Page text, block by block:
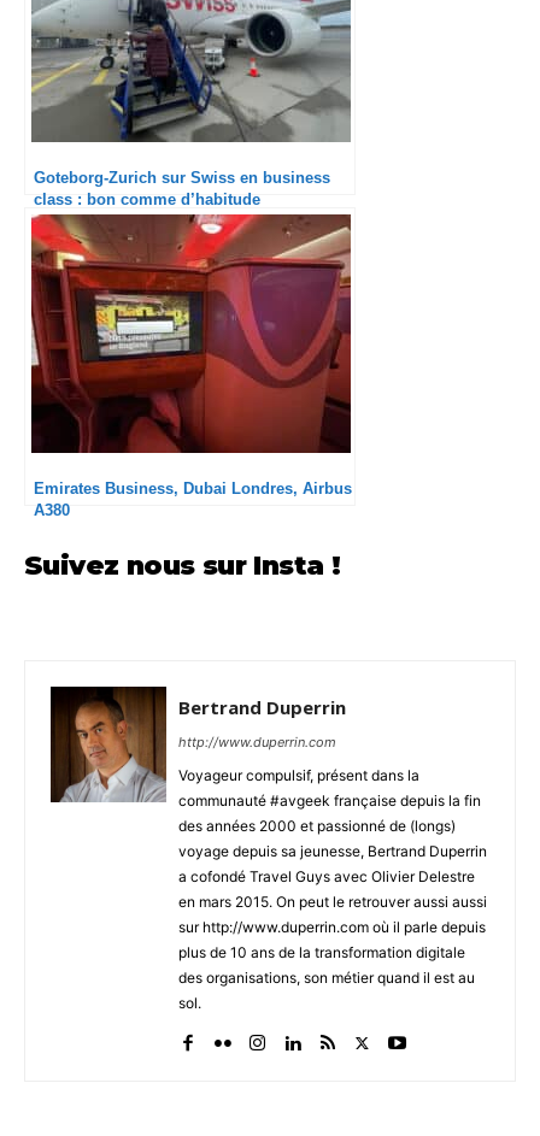
Goteborg-Zurich sur Swiss en business
class : bon comme d’habitude
Emirates Business, Dubai Londres, Airbus
A380
Suivez nous sur Insta !
Bertrand Duperrin
http://www.duperrin.com
Voyageur compulsif, présent dans la
communauté #avgeek française depuis la fin
des années 2000 et passionné de (longs)
voyage depuis sa jeunesse, Bertrand Duperrin
a cofondé Travel Guys avec Olivier Delestre
en mars 2015. On peut le retrouver aussi aussi
sur http://www.duperrin.com où il parle depuis
plus de 10 ans de la transformation digitale
des organisations, son métier quand il est au
sol.